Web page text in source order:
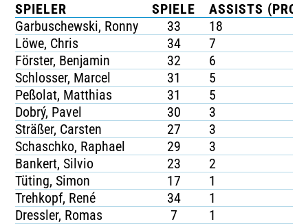
SPIELER SPIELE
ASSISTS (PRO
Garbuschewski, Ronny
33
18
Löwe, Chris
34
7
Förster, Benjamin
32
6
Schlosser, Marcel
31
5
Peßolat, Matthias
31
5
Dobrý, Pavel
30
3
Sträßer, Carsten
27
3
Schaschko, Raphael
29
3
Bankert, Silvio
23
2
Tüting, Simon
17
1
Trehkopf, René
34
1
Dressler, Romas
7 1